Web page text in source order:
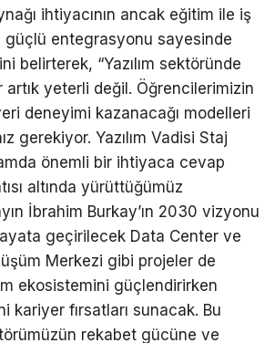
ihtiyacının ancak eğitim ile iş
güçlü entegrasyonu sayesinde
belirterek, “Yazılım sektöründe
artık yeterli değil. Öğrencilerimizin
deneyimi kazanacağı modelleri
gerekiyor. Yazılım Vadisi Staj
önemli bir ihtiyaca cevap
altında yürüttüğümüz
İbrahim Burkay’ın 2030 vizyonu
geçirilecek Data Center ve
Merkezi gibi projeler de
ekosistemini güçlendirirken
kariyer fırsatları sunacak. Bu
rekabet gücüne ve